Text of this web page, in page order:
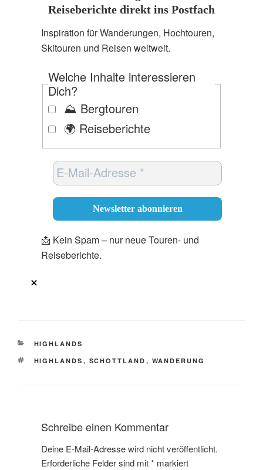
Reiseberichte direkt ins Postfach
Inspiration für Wanderungen, Hochtouren,
Skitouren und Reisen weltweit.
Welche Inhalte interessieren
Dich?
⛰️ Bergtouren
🌍 Reiseberichte
📩 Kein Spam – nur neue Touren- und
Reiseberichte.
KATEGORIEN
HIGHLANDS
SCHLAGWÖRTER
HIGHLANDS , SCHOTTLAND , WANDERUNG
Schreibe einen Kommentar
Deine E-Mail-Adresse wird nicht veröffentlicht.
Erforderliche Felder sind mit* markiert